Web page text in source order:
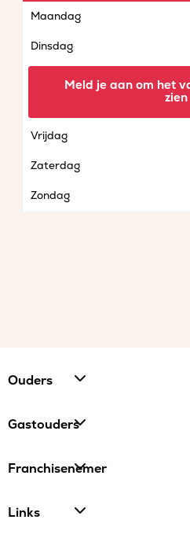
Maandag
Dinsdag
Vrijdag
Zaterdag
Zondag
Meld je aan om het
zien
Ouders
Gastouders
Franchisenemer
Links